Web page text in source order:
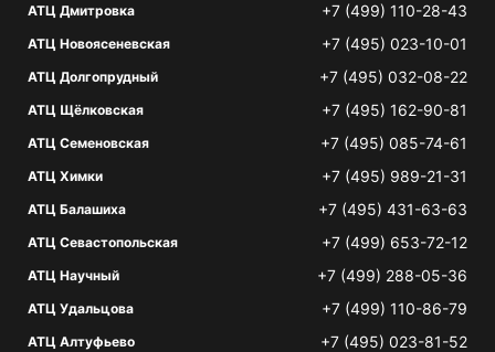
АТЦ Дмитровка +7 (499) 110-28-43
АТЦ Новоясеневская +7 (495) 023-10-01
АТЦ Долгопрудный +7 (495) 032-08-22
АТЦ Щёлковская +7 (495) 162-90-81
АТЦ Семеновская +7 (495) 085-74-61
АТЦ Химки +7 (495) 989-21-31
АТЦ Балашиха +7 (495) 431-63-63
АТЦ Севастопольская +7 (499) 653-72-12
АТЦ Научный +7 (499) 288-05-36
АТЦ Удальцова +7 (499) 110-86-79
АТЦ Алтуфьево +7 (495) 023-81-52